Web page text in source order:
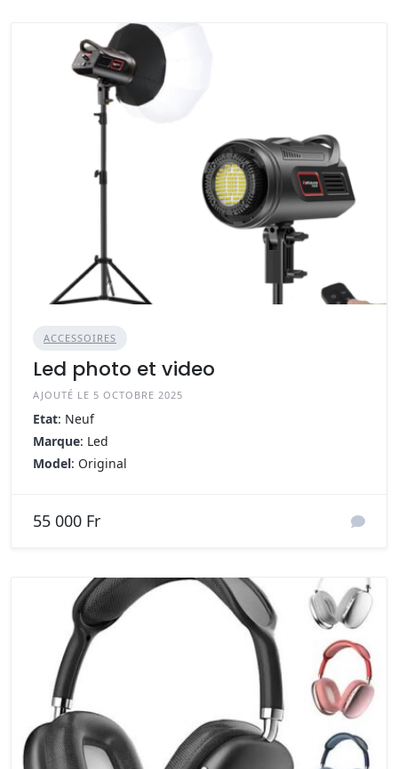
ACCESSOIRES
Led photo et video
AJOUTÉ LE 5 OCTOBRE 2025
Etat: Neuf
Marque: Led
Model: Original
55 000 Fr